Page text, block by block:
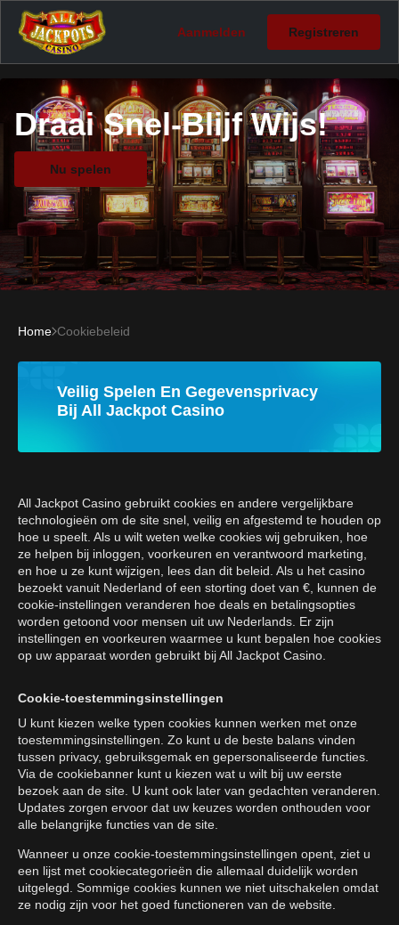
Aanmelden Registreren
Draai Snel-Blijf Wijs!
Nu spelen
Home Cookiebeleid
Veilig Spelen En Gegevensprivacy
Bij All Jackpot Casino
All Jackpot Casino gebruikt cookies en andere vergelijkbare
technologieën om de site snel, veilig en afgestemd te houden op
hoe u speelt. Als u wilt weten welke cookies wij gebruiken, hoe
ze helpen bij inloggen, voorkeuren en verantwoord marketing,
en hoe u ze kunt wijzigen, lees dan dit beleid. Als u het casino
bezoekt vanuit Nederland of een storting doet van €, kunnen de
cookie-instellingen veranderen hoe deals en betalingsopties
worden getoond voor mensen uit uw Nederlands. Er zijn
instellingen en voorkeuren waarmee u kunt bepalen hoe cookies
op uw apparaat worden gebruikt bij All Jackpot Casino.
Cookie-toestemmingsinstellingen
U kunt kiezen welke typen cookies kunnen werken met onze
toestemmingsinstellingen. Zo kunt u de beste balans vinden
tussen privacy, gebruiksgemak en gepersonaliseerde functies.
Via de cookiebanner kunt u kiezen wat u wilt bij uw eerste
bezoek aan de site. U kunt ook later van gedachten veranderen.
Updates zorgen ervoor dat uw keuzes worden onthouden voor
alle belangrijke functies van de site.
Wanneer u onze cookie-toestemmingsinstellingen opent, ziet u
een lijst met cookiecategorieën die allemaal duidelijk worden
uitgelegd. Sommige cookies kunnen we niet uitschakelen omdat
ze nodig zijn voor het goed functioneren van de website.